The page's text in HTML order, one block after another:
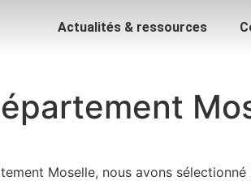
Actualités & ressources
Moselle, nous avons